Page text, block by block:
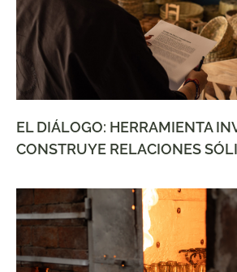
EL DIÁLOGO: HERRAMIENTA
CONSTRUYE RELACIONES